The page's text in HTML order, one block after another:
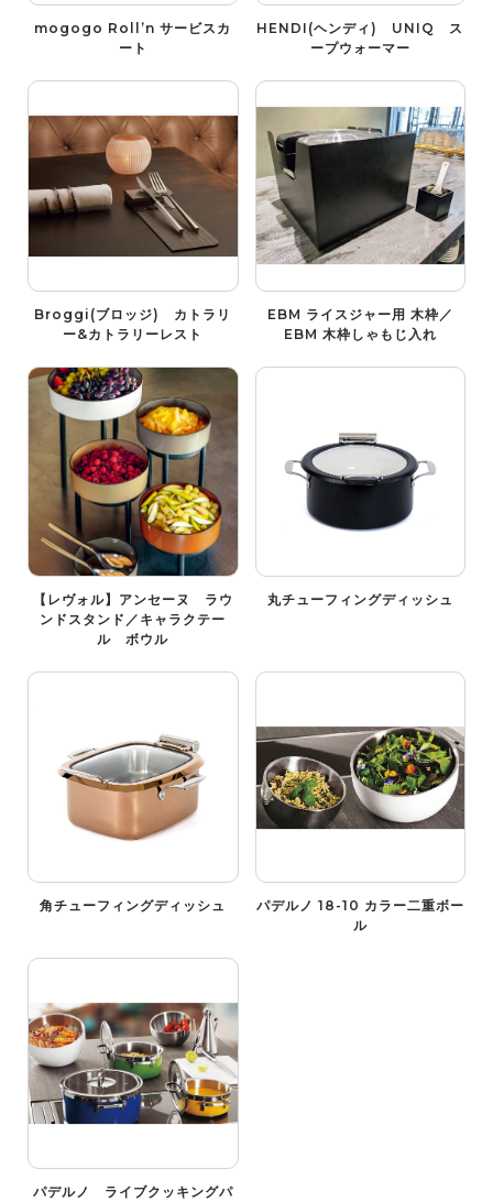
mogogo Roll’n サービスカ
ート
HENDI(ヘンディ) UNIQ ス
ープウォーマー
Broggi(ブロッジ) カトラリ
ー&カトラリーレスト
EBM ライスジャー用 木枠／
EBM 木枠しゃもじ入れ
【レヴォル】アンセーヌ ラウ
ンドスタンド／キャラクテー
ル ボウル
丸チューフィングディッシュ
角チューフィングディッシュ
パデルノ 18-10 カラー二重ボー
ル
パデルノ ライブクッキングパ